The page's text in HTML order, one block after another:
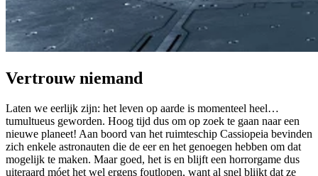
Vertrouw niemand
Laten we eerlijk zijn: het leven op aarde is momenteel heel…
tumultueus geworden. Hoog tijd dus om op zoek te gaan naar een
nieuwe planeet! Aan boord van het ruimteschip Cassiopeia bevinden
zich enkele astronauten die de eer en het genoegen hebben om dat
mogelijk te maken. Maar goed, het is en blijft een horrorgame dus
uiteraard móet het wel ergens foutlopen, want al snel blijkt dat ze